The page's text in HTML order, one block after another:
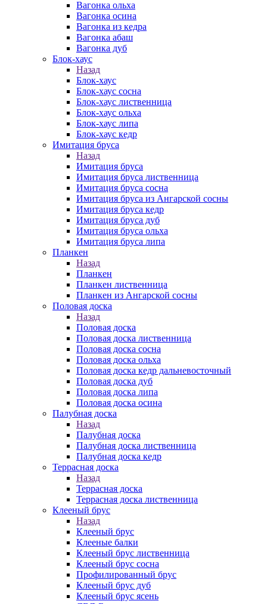
Вагонка ольха
Вагонка осина
Вагонка из кедра
Вагонка абаш
Вагонка дуб
Блок-хаус
Назад
Блок-хаус
Блок-хаус сосна
Блок-хаус лиственница
Блок-хаус ольха
Блок-хаус липа
Блок-хаус кедр
Имитация бруса
Назад
Имитация бруса
Имитация бруса лиственница
Имитация бруса сосна
Имитация бруса из Ангарской сосны
Имитация бруса кедр
Имитация бруса дуб
Имитация бруса ольха
Имитация бруса липа
Планкен
Назад
Планкен
Планкен лиственница
Планкен из Ангарской сосны
Половая доска
Назад
Половая доска
Половая доска лиственница
Половая доска сосна
Половая доска ольха
Половая доска кедр дальневосточный
Половая доска дуб
Половая доска липа
Половая доска осина
Палубная доска
Назад
Палубная доска
Палубная доска лиственница
Палубная доска кедр
Террасная доска
Назад
Террасная доска
Террасная доска лиственница
Клееный брус
Назад
Клееный брус
Клееные балки
Клееный брус лиственница
Клееный брус сосна
Профилированный брус
Клееный брус дуб
Клееный брус ясень